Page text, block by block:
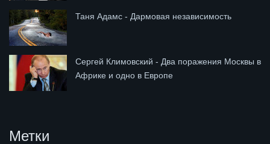
Таня Адамс - Дармовая независимость
Сергей Климовский - Два поражения Москвы в
Африке и одно в Европе
Метки